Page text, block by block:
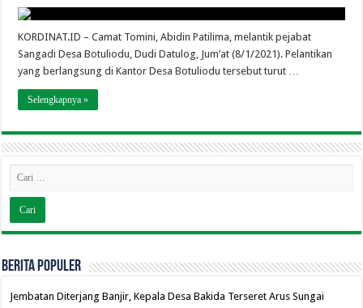
KORDINAT.ID – Camat Tomini, Abidin Patilima, melantik pejabat
Sangadi Desa Botuliodu, Dudi Datulog, Jum’at (8/1/2021). Pelantikan
yang berlangsung di Kantor Desa Botuliodu tersebut turut …
Selengkapnya »
BERITA POPULER
Jembatan Diterjang Banjir, Kepala Desa Bakida Terseret Arus Sungai